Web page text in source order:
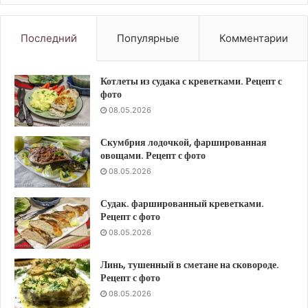
Последний Популярные Комментарии
Котлеты из судака с креветками. Рецепт с
фото
08.05.2026
Скумбрия лодочкой, фаршированная
овощами. Рецепт с фото
08.05.2026
Судак. фаршированный креветками.
Рецепт с фото
08.05.2026
Линь, тушенный в сметане на сковороде.
Рецепт с фото
08.05.2026